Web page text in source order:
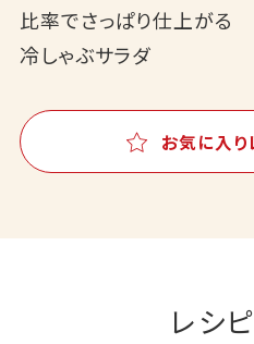
比率でさっぱり仕上がる
冷しゃぶサラダ
お気に入
レシ